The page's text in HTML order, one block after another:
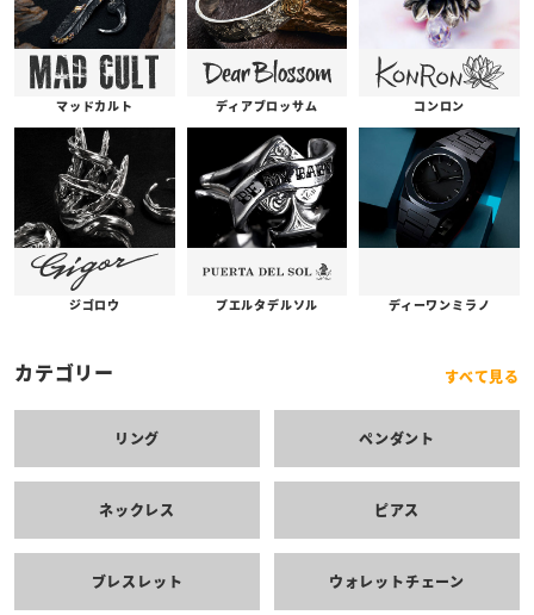
マッドカルト ディアブロッサム コンロン
ジゴロウ プエルタデルソル ディーワンミラノ
カテゴリー すべて見る
リング ペンダント
ネックレス ピアス
ブレスレット ウォレットチェーン